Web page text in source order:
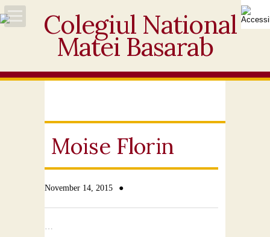
Acasă
Personal
Elevi
Moise Florin
November 14, 2015 ●
…